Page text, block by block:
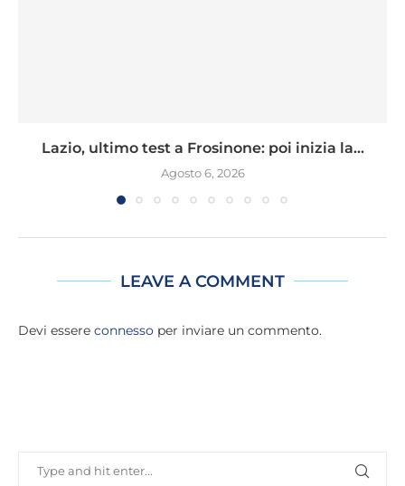
Lazio, ultimo test a Frosinone: poi inizia la...
Agosto 6, 2026
LEAVE A COMMENT
Devi essere connesso per inviare un commento.